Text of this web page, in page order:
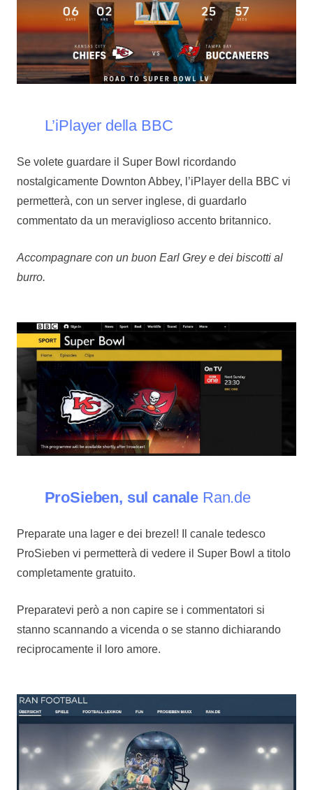
L’iPlayer della BBC
Se volete guardare il Super Bowl ricordando
nostalgicamente Downton Abbey, l’iPlayer della BBC vi
permetterà, con un server inglese, di guardarlo
commentato da un meraviglioso accento britannico.
Accompagnare con un buon Earl Grey e dei biscotti al
burro.
ProSieben, sul canale Ran.de
Preparate una lager e dei brezel! Il canale tedesco
ProSieben vi permetterà di vedere il Super Bowl a titolo
completamente gratuito.
Preparatevi però a non capire se i commentatori si
stanno scannando a vicenda o se stanno dichiarando
reciprocamente il loro amore.